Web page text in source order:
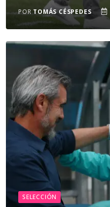
POR TOMÁS CÉSPEDES
SELECCIÓN